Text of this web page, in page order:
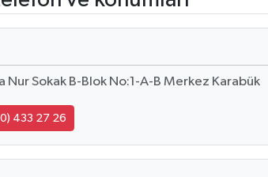
Nur Sokak B-Blok No:1-A-B Merkez Karabük
433 27 26